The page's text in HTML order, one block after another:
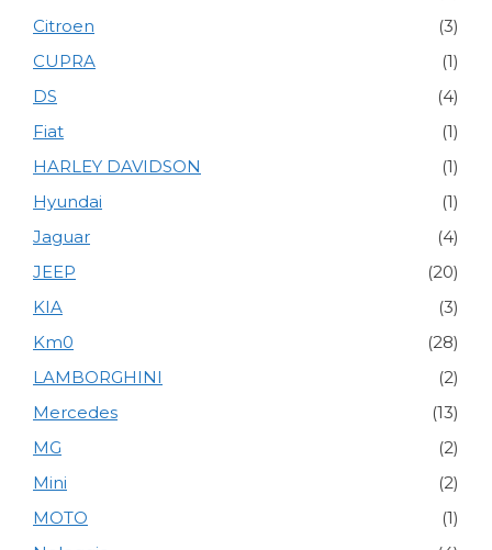
Citroen
(3)
CUPRA
(1)
DS
(4)
Fiat
(1)
HARLEY DAVIDSON
(1)
Hyundai
(1)
Jaguar
(4)
JEEP
(20)
KIA
(3)
Km0
(28)
LAMBORGHINI
(2)
Mercedes
(13)
MG
(2)
Mini
(2)
MOTO
(1)